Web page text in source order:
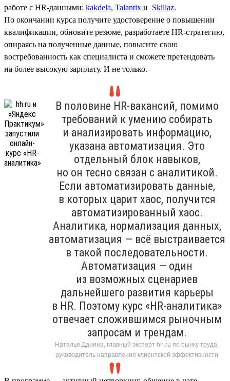
работе с HR-данными: kakdela, Talantix и Skillaz.
По окончании курса получите удостоверение о повышении
квалификации, обновите резюме, разработаете HR-стратегию,
опираясь на полученные данные, повысите свою
востребованность как специалиста и сможете претендовать
на более высокую зарплату. И не только.
В половине HR-вакансий, помимо
требований к умению собирать
и анализировать информацию,
указана автоматизация. Это
отдельный блок навыков,
но он тесно связан с аналитикой.
Если автоматизировать данные,
в которых царит хаос, получится
автоматизированный хаос.
Аналитика, нормализация данных,
автоматизация — всё выстраивается
в такой последовательности.
Автоматизация — один
из возможных сценариев
дальнейшего развития карьеры
в HR. Поэтому курс «HR-аналитика»
отвечает сложившимся рыночным
запросам и трендам.
Наталья Данина, главный эксперт hh.ru по рынку труда,
руководитель направления клиентской эффективности